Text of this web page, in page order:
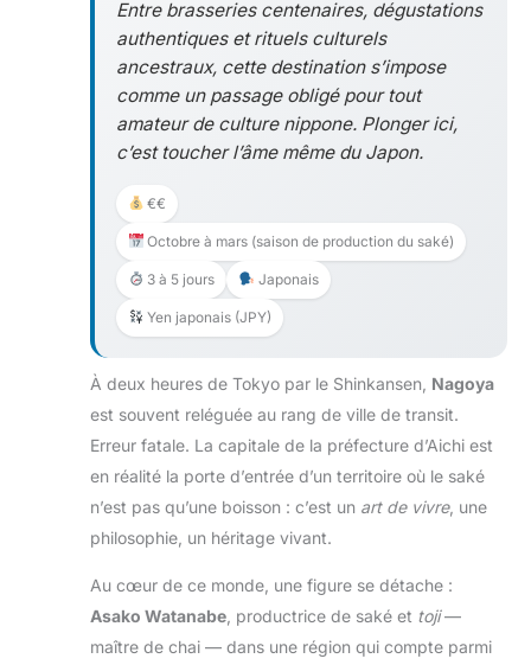
Entre brasseries centenaires, dégustations
authentiques et rituels culturels
ancestraux, cette destination s’impose
comme un passage obligé pour tout
amateur de culture nippone. Plonger ici,
c’est toucher l’âme même du Japon.
€€
Octobre à mars (saison de production du saké)
3 à 5 jours Japonais
Yen japonais (JPY)
À deux heures de Tokyo par le Shinkansen, Nagoya
est souvent reléguée au rang de ville de transit.
Erreur fatale. La capitale de la préfecture d’Aichi est
en réalité la porte d’entrée d’un territoire où le saké
n’est pas qu’une boisson : c’est un art de vivre, une
philosophie, un héritage vivant.
Au cœur de ce monde, une figure se détache :
Asako Watanabe , productrice de saké et toji—
maître de chai — dans une région qui compte parmi